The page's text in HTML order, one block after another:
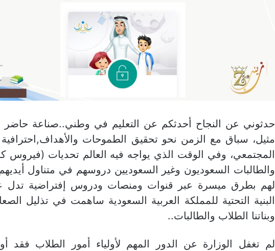
حدثوني عن النجاح أحدثكم عن التعليم في وطني..صناعة
مثيل، سباق مع الزمن نحو تحقيق الطموحات
المجتمعي، وفي الوقت الذي يواجه فيه العالم تحديات (فيروس
والطالبات السعوديون وغير السعوديين دروسهم في متناول
لهم بطرق ميسرة عبر قنوات ومنصات ودروس إفتراضية تدل
البنية التحتية للمملكة العربية السعودية ساهمت في تذليل
وبناتنا الطلاب والطالبات..
لم تغفل الوزارة عن الدور المهم لأولياء أمور الطلاب فقد